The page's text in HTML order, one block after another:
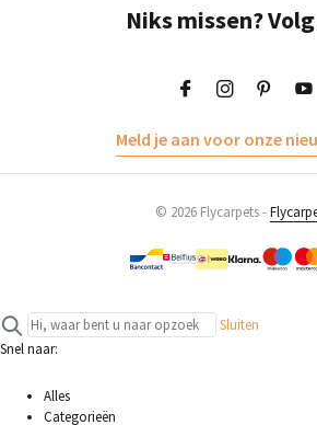
Niks missen?
Meld je aan voor onze
© 2026 Flycarpets -
Sluiten
Snel naar:
Alles
Categorieën